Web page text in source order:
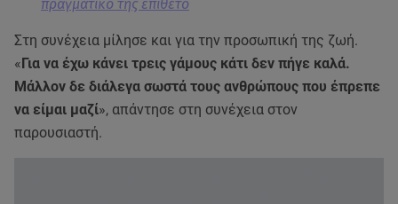
πραγματικό της επίθετο
Στη συνέχεια μίλησε και για την προσωπική της ζωή.
«Για να έχω κάνει τρεις γάμους κάτι δεν πήγε καλά.
Μάλλον δε διάλεγα σωστά τους ανθρώπους που έπρεπε
να είμαι μαζί», απάντησε στη συνέχεια στον
παρουσιαστή.